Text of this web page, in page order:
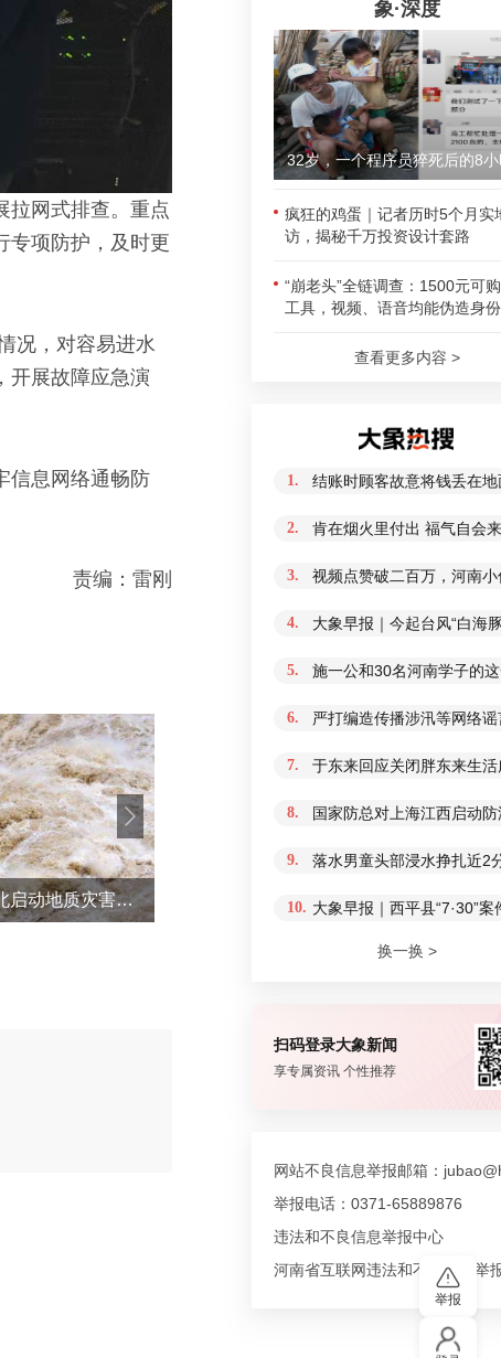
拉网式排查。重点
专项防护，及时更
况，对容易进水
开展故障应急演
信息网络通畅防
责编：雷刚
自然资源部对河北河南湖北启动地质灾害防御Ⅳ级响应
象·深度
32岁，一个程序员猝死后的8
疯狂的鸡蛋｜记者历时5个月实
访，揭秘千万投资设计套路
“崩老头”全链调查：1500元可
工具，视频、语音均能伪造身份
查看更多内容 >
1. 结账时顾客故意将钱丢在
2. 肯在烟火里付出 福气自会
3. 视频点赞破二百万，河南
4. 大象早报｜今起台风“白海
5. 施一公和30名河南学子的
6. 严打编造传播涉汛等网络
7. 于东来回应关闭胖东来生
8. 国家防总对上海江西启动
9. 落水男童头部浸水挣扎近2
10. 大象早报｜西平县“7·30”
换一换 >
扫码登录大象新闻
享专属资讯 个性推荐
网站不良信息举报邮箱：
举报电话：0371-65889876
违法和不良信息举报中心
河南省互联网违法和不良信息举
举报